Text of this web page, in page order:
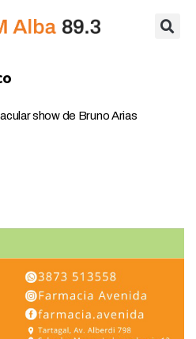
show de Bruno Arias